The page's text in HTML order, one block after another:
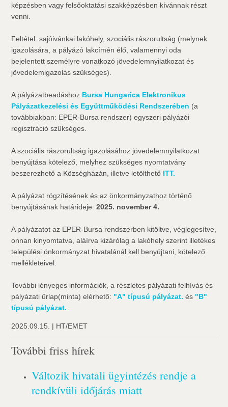
képzésben vagy felsőoktatási szakképzésben kívánnak részt
venni.
Feltétel: sajóivánkai lakóhely, szociális rászorultság (melynek
igazolására, a pályázó lakcímén élő, valamennyi oda
bejelentett személyre vonatkozó jövedelemnyilatkozat és
jövedelemigazolás szükséges).
A pályázatbeadáshoz Bursa Hungarica Elektronikus
Pályázatkezelési és Együttműködési Rendszerében (a
továbbiakban: EPER-Bursa rendszer) egyszeri pályázói
regisztráció szükséges.
A szociális rászorultság igazolásához jövedelemnyilatkozat
benyújtása kötelező, melyhez szükséges nyomtatvány
beszerezhető a Községházán, illetve letölthető ITT.
A pályázat rögzítésének és az önkormányzathoz történő
benyújtásának határideje:2025. november 4.
A pályázatot az EPER-Bursa rendszerben kitöltve, véglegesítve,
onnan kinyomtatva, aláírva kizárólag a lakóhely szerint illetékes
települési önkormányzat hivatalánál kell benyújtani, kötelező
mellékleteivel.
További lényeges információk, a részletes pályázati felhívás és
pályázati űrlap(minta) elérhető: "A" típusú pályázat. és "B"
típusú pályázat.
2025.09.15. | HT/EMET
További friss hírek
Változik hivatali ügyintézés rendje a
rendkívüli időjárás miatt